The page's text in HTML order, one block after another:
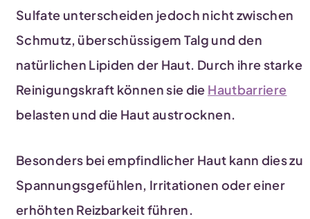
Sulfate unterscheiden jedoch nicht zwischen
Schmutz, überschüssigem Talg und den
natürlichen Lipiden der Haut. Durch ihre starke
Reinigungskraft können sie die Hautbarriere
belasten und die Haut austrocknen.
Besonders bei empfindlicher Haut kann dies zu
Spannungsgefühlen, Irritationen oder einer
erhöhten Reizbarkeit führen.